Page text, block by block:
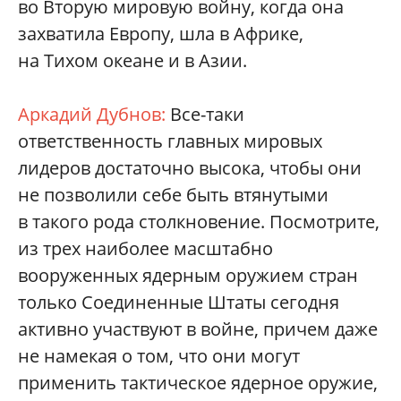
во Вторую мировую войну, когда она
захватила Европу, шла в Африке,
на Тихом океане и в Азии.
Аркадий Дубнов: Все-таки
ответственность главных мировых
лидеров достаточно высока, чтобы они
не позволили себе быть втянутыми
в такого рода столкновение. Посмотрите,
из трех наиболее масштабно
вооруженных ядерным оружием стран
только Соединенные Штаты сегодня
активно участвуют в войне, причем даже
не намекая о том, что они могут
применить тактическое ядерное оружие,